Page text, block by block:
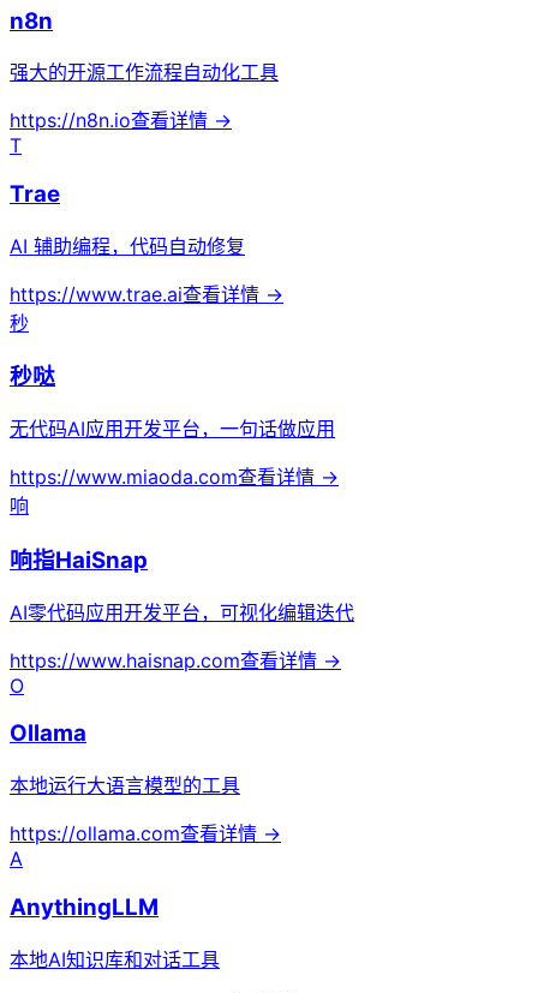
n8n
强大的开源工作流程自动化工具
https://n8n.io查看详情 →
T
Trae
AI 辅助编程，代码自动修复
https://www.trae.ai查看详情 →
秒
秒哒
无代码AI应用开发平台，一句话做应用
https://www.miaoda.com查看详情 →
响
响指HaiSnap
AI零代码应用开发平台，可视化编辑迭代
https://www.haisnap.com查看详情 →
O
Ollama
本地运行大语言模型的工具
https://ollama.com查看详情 →
A
AnythingLLM
本地AI知识库和对话工具